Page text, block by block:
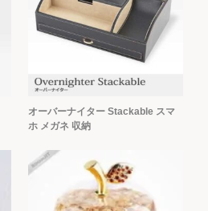
オーバーナイター Stackable スマ
ホ メガネ 収納